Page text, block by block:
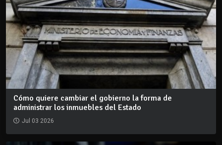
Cómo quiere cambiar el gobierno la forma de
administrar los inmuebles del Estado
Jul 03 2026